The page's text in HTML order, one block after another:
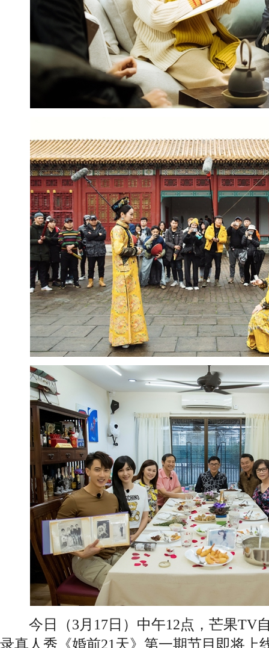
今日（3月17日）中午12点，芒果TV
录真人秀《婚前21天》第一期节目即将上